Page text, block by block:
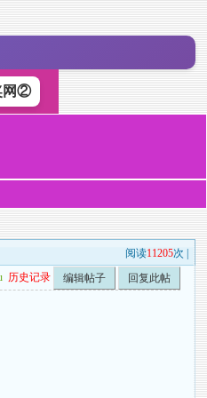
网②
阅读11205次 |
历史记录 编辑帖子 回复此帖